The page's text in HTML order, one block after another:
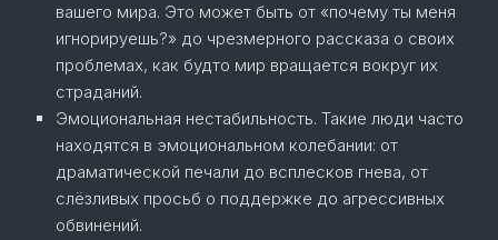
вашего мира. Это может быть от «почему ты меня
игнорируешь?» до чрезмерного рассказа о своих
проблемах, как будто мир вращается вокруг их
страданий.
Эмоциональная нестабильность. Такие люди часто
находятся в эмоциональном колебании: от
драматической печали до всплесков гнева, от
слёзливых просьб о поддержке до агрессивных
обвинений.